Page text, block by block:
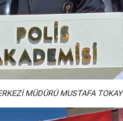
MÜDÜRÜ MUSTAFA TOKAY